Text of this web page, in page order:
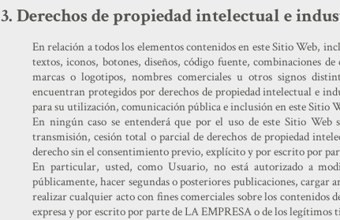
3. Derechos de propiedad intelectual e
En relación a todos los elementos contenidos en este Sitio Web,
textos, iconos, botones, diseños, código fuente, combinaciones
marcas o logotipos, nombres comerciales u otros signos
encuentran protegidos por derechos de propiedad intelectual e
para su utilización, comunicación pública e inclusión en este Sitio
En ningún caso se entenderá que por el uso de este Sitio
transmisión, cesión total o parcial de derechos de propiedad
derecho sin el consentimiento previo, explícito y por escrito por
En particular, usted, como Usuario, no está autorizado a
públicamente, hacer segundas o posteriores publicaciones,
realizar cualquier acto con fines comerciales sobre los contenidos
expresa y por escrito por parte de LA EMPRESA o de los legítimos